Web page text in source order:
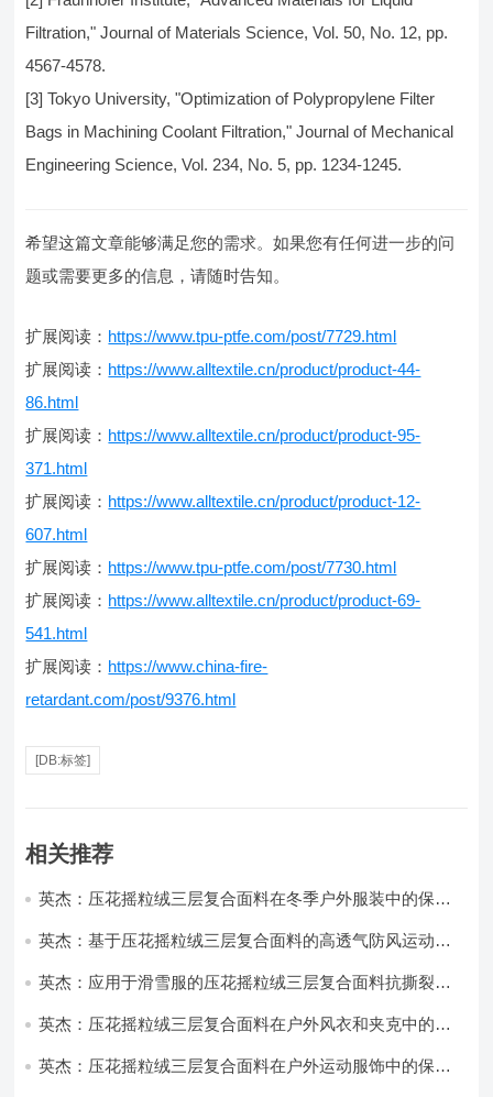
Filtration," Journal of Materials Science, Vol. 50, No. 12, pp.
4567-4578.
[3] Tokyo University, "Optimization of Polypropylene Filter
Bags in Machining Coolant Filtration," Journal of Mechanical
Engineering Science, Vol. 234, No. 5, pp. 1234-1245.
希望这篇文章能够满足您的需求。如果您有任何进一步的问
题或需要更多的信息，请随时告知。
扩展阅读： https://www.tpu-ptfe.com/post/7729.html
扩展阅读： https://www.alltextile.cn/product/product-44-
86.html
扩展阅读： https://www.alltextile.cn/product/product-95-
371.html
扩展阅读： https://www.alltextile.cn/product/product-12-
607.html
扩展阅读： https://www.tpu-ptfe.com/post/7730.html
扩展阅读： https://www.alltextile.cn/product/product-69-
541.html
扩展阅读： https://www.china-fire-
retardant.com/post/9376.html
[DB:标签]
相关推荐
英杰：压花摇粒绒三层复合面料在冬季户外服装中的保暖
英杰：基于压花摇粒绒三层复合面料的高透气防风运动服
英杰：应用于滑雪服的压花摇粒绒三层复合面料抗撕裂与
英杰：压花摇粒绒三层复合面料在户外风衣和夹克中的应
英杰：压花摇粒绒三层复合面料在户外运动服饰中的保暖